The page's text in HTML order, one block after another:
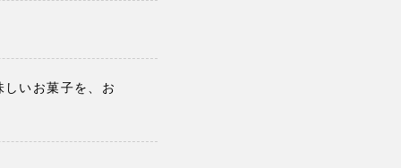
いお菓子を、お